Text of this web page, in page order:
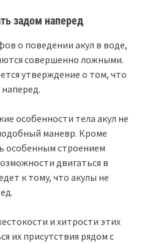
задом наперед
о поведении акул в воде,
совершенно ложными.
утверждение о том, что
особенности тела акул не
маневр. Кроме
особенным строением
двигаться в
к тому, что акулы не
и хитрости этих
их присутствия рядом с